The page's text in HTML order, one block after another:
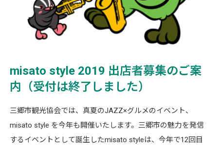
misato style 2019 出店者募集のご案
内（受付は終了しました）
三郷市観光協会では、真夏のJAZZ×グルメのイベント、
misato style を今年も開催いたします。三郷市の魅力を発信
するイベントとして誕生したmisato styleは、今年で12回目